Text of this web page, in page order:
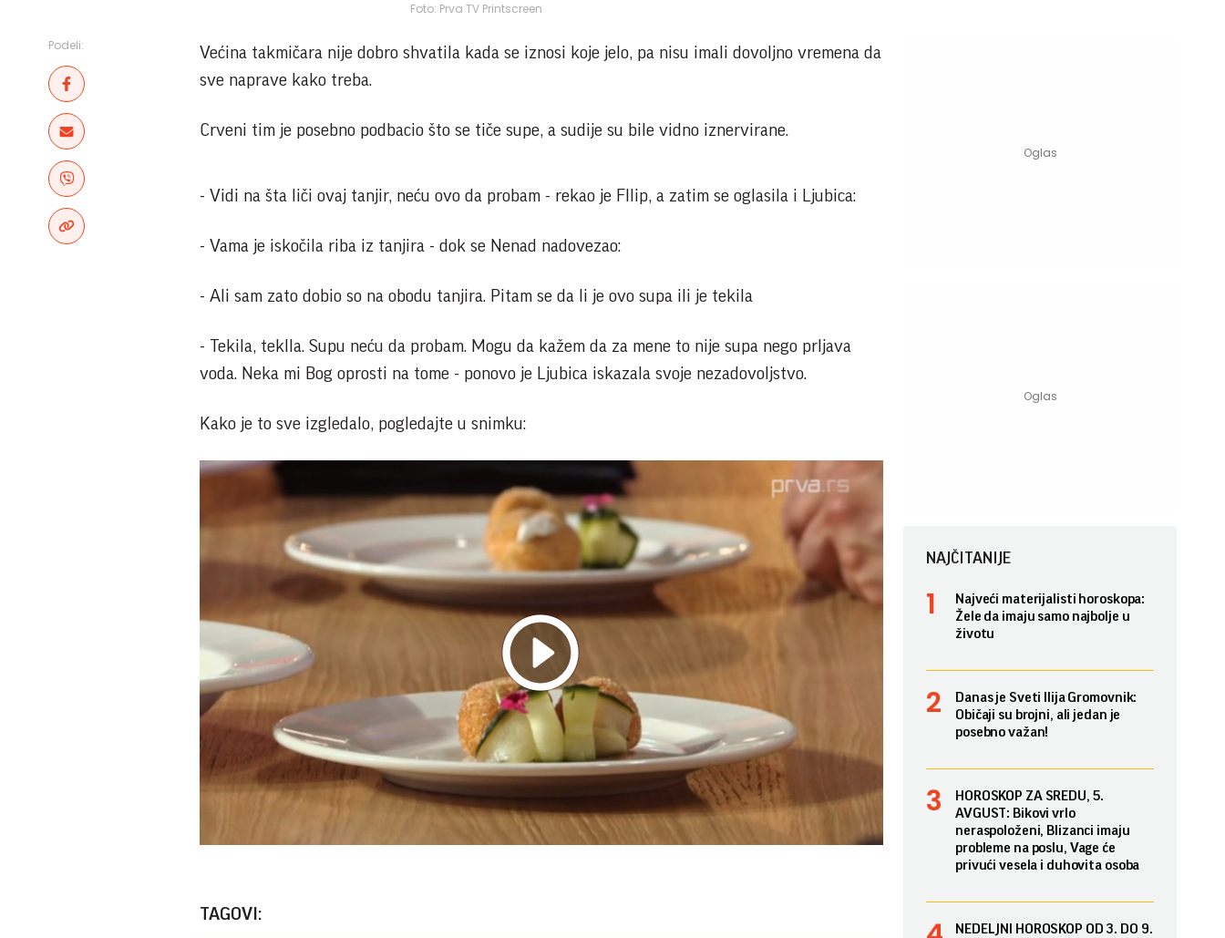
Foto: Prva TV Printscreen
Podeli:
Većina takmičara nije dobro shvatila kada se iznosi koje jelo, pa nisu imali dovoljno vremena da
sve naprave kako treba.
Crveni tim je posebno podbacio što se tiče supe, a sudije su bile vidno iznervirane.
- Vidi na šta liči ovaj tanjir, neću ovo da probam - rekao je FIlip, a zatim se oglasila i Ljubica:
- Vama je iskočila riba iz tanjira - dok se Nenad nadovezao:
- Ali sam zato dobio so na obodu tanjira. Pitam se da li je ovo supa ili je tekila
- Tekila, teklla. Supu neću da probam. Mogu da kažem da za mene to nije supa nego prljava
voda. Neka mi Bog oprosti na tome - ponovo je Ljubica iskazala svoje nezadovoljstvo.
Kako je to sve izgledalo, pogledajte u snimku:
Play
Video
TAGOVI:
NAJČITANIJE
Najveći materijalisti horoskopa:
Žele da imaju samo najbolje u
životu
Danas je Sveti Ilija Gromovnik:
Običaji su brojni, ali jedan je
posebno važan!
HOROSKOP ZA SREDU, 5.
AVGUST: Bikovi vrlo
neraspoloženi, Blizanci imaju
probleme na poslu, Vage će
privući vesela i duhovita osoba
NEDELJNI HOROSKOP OD 3. DO 9.